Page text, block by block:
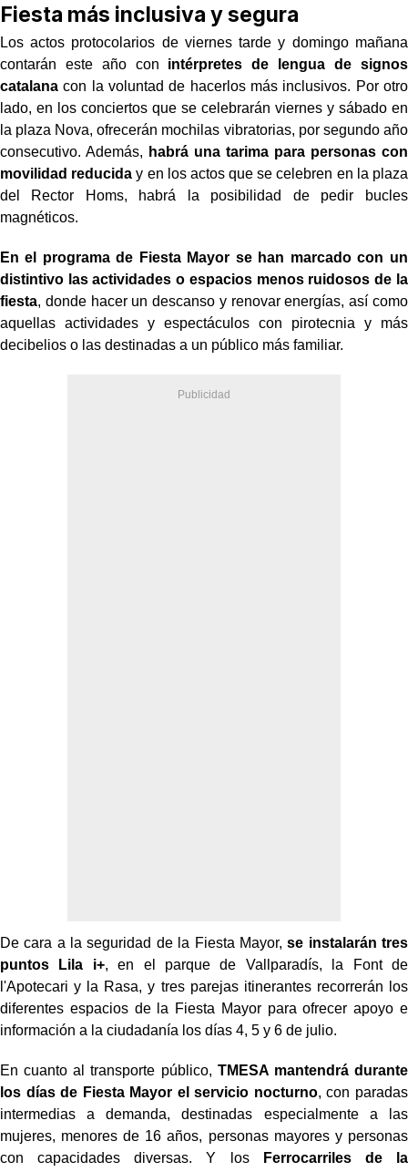
Fiesta más inclusiva y segura
Los actos protocolarios de viernes tarde y domingo mañana
contarán este año con intérpretes de lengua de signos
catalana con la voluntad de hacerlos más inclusivos. Por otro
lado, en los conciertos que se celebrarán viernes y sábado en
la plaza Nova, ofrecerán mochilas vibratorias, por segundo año
consecutivo. Además, habrá una tarima para personas con
movilidad reducida y en los actos que se celebren en la plaza
del Rector Homs, habrá la posibilidad de pedir bucles
magnéticos.
En el programa de Fiesta Mayor se han marcado con un
distintivo las actividades o espacios menos ruidosos de la
fiesta, donde hacer un descanso y renovar energías, así como
aquellas actividades y espectáculos con pirotecnia y más
decibelios o las destinadas a un público más familiar.
De cara a la seguridad de la Fiesta Mayor,se instalarán tres
puntos Lila i+, en el parque de Vallparadís, la Font de
l'Apotecari y la Rasa, y tres parejas itinerantes recorrerán los
diferentes espacios de la Fiesta Mayor para ofrecer apoyo e
información a la ciudadanía los días 4, 5 y 6 de julio.
En cuanto al transporte público, TMESA mantendrá durante
los días de Fiesta Mayor el servicio nocturno, con paradas
intermedias a demanda, destinadas especialmente a las
mujeres, menores de 16 años, personas mayores y personas
con capacidades diversas. Y los
Ferrocarriles de la